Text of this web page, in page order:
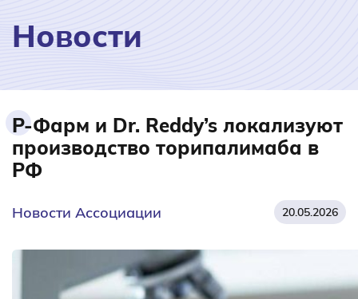
Новости
Р-Фарм и Dr. Reddy’s локализуют
производство торипалимаба в
РФ
Новости Ассоциации 20.05.2026